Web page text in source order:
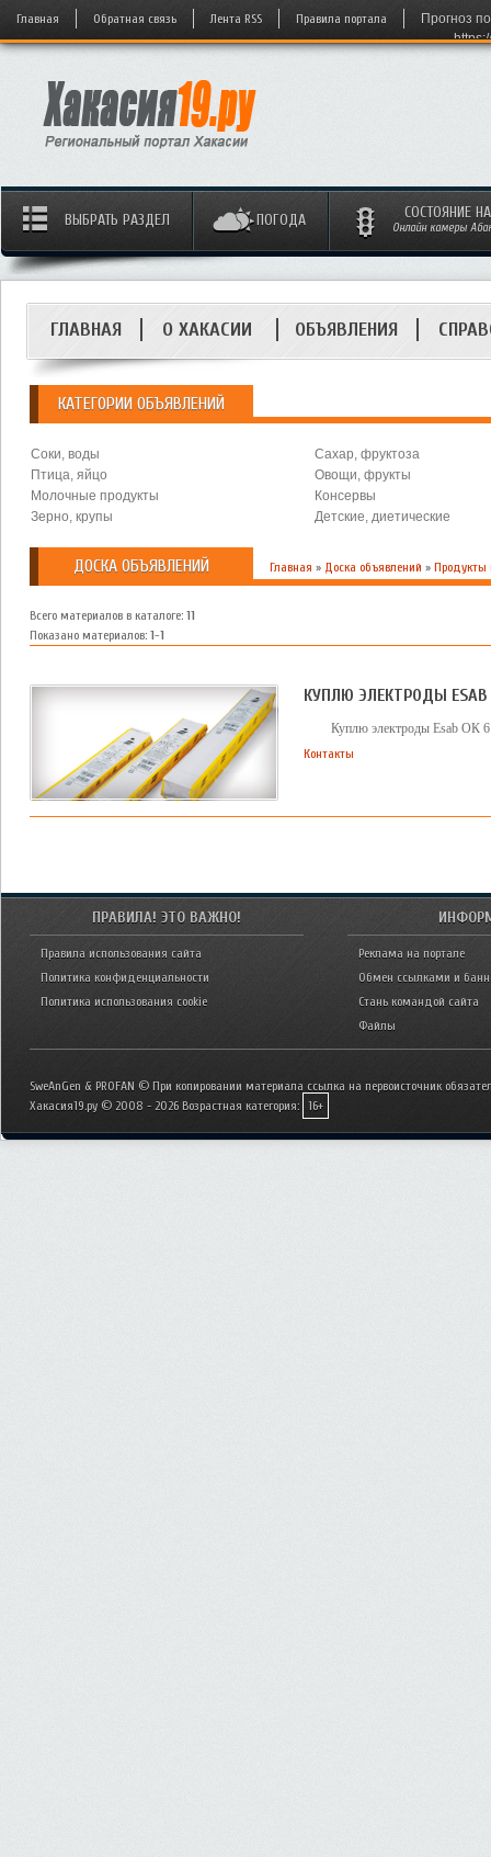
Главная Обратная связь Лента RSS Правила портала
Прогноз
ВЫБРАТЬ РАЗДЕЛ ПОГОДА СОСТОЯНИЕ
Онлайн камеры
ГЛАВНАЯ О ХАКАСИИ ОБЪЯВЛЕНИЯ
КАТЕГОРИИ ОБЪЯВЛЕНИЙ
Соки, воды
Сахар, фруктоза
Птица, яйцо
Овощи, фрукты
Молочные продукты
Консервы
Зерно, крупы
Детские, диетические
ДОСКА ОБЪЯВЛЕНИЙ Главная » Доска объявлений » Продукты
Всего материалов в каталоге: 11
Показано материалов: 1-1
КУПЛЮ ЭЛЕКТРОДЫ
Куплю электроды Esab ОК
Контакты
ПРАВИЛА! ЭТО ВАЖНО!
Правила использования сайта
Политика конфиденциальности
Политика использования cookie
Реклама на портале
Обмен ссылками и
Стань командой сайта
Файлы
SweAnGen & PROFAN © При копировании материала ссылка на первоисточник
Хакасия19.ру © 2008 - 2026 Возрастная категория: 16+